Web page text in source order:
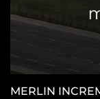
MERLIN